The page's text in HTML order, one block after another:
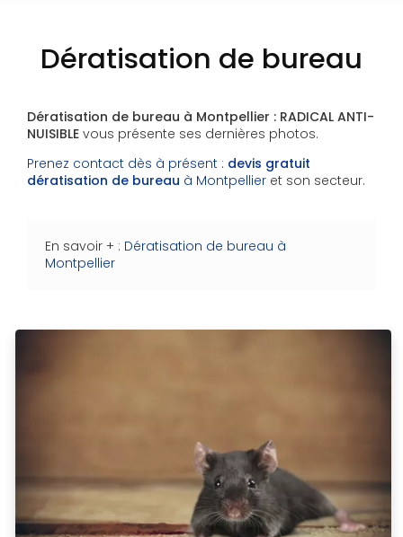
Dératisation de bureau
Dératisation de bureau à Montpellier : RADICAL ANTI-
NUISIBLE vous présente ses dernières photos.
Prenez contact dès à présent : devis gratuit
dératisation de bureau à Montpellier et son secteur.
En savoir + : Dératisation de bureau à
Montpellier